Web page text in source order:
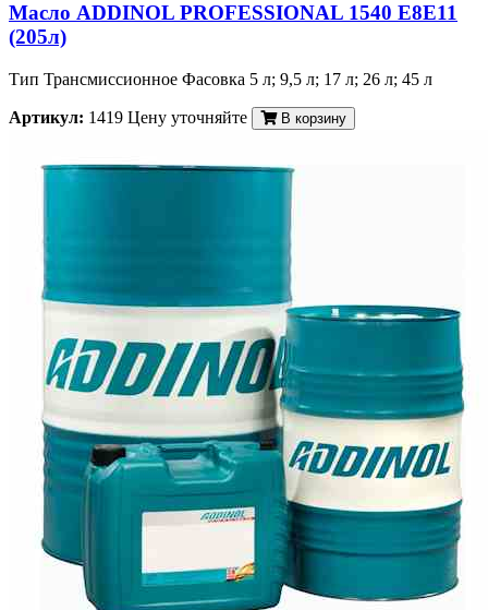
Масло ADDINOL PROFESSIONAL 1540 E8E11
(205л)
Тип Трансмиссионное Фасовка 5 л; 9,5 л; 17 л; 26 л; 45 л
Артикул: 1419 Цену уточняйте В корзину